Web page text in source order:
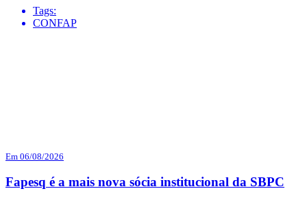
Tags:
CONFAP
Em 06/08/2026
Fapesq é a mais nova sócia institucional da SBPC